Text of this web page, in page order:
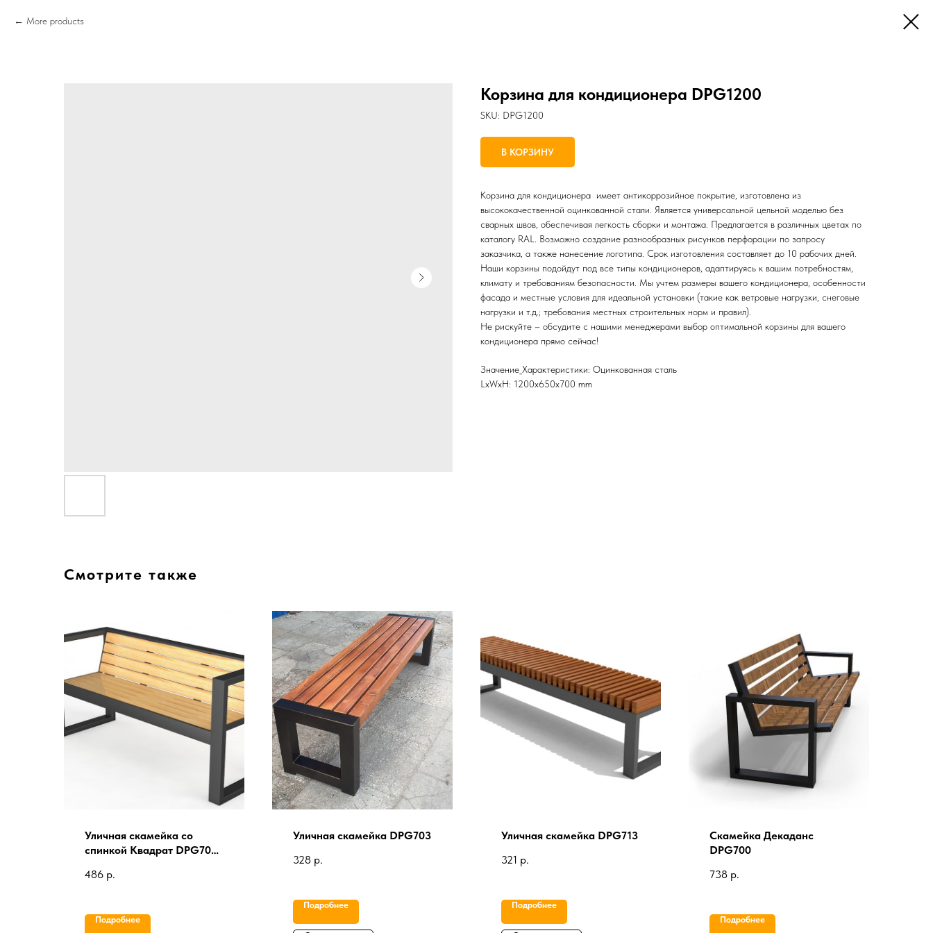
More products
Корзина для кондиционера DPG1200
SKU: DPG1200
В КОРЗИНУ
Корзина для кондиционера имеет антикоррозийное покрытие, изготовлена из
высококачественной оцинкованной стали. Является универсальной цельной моделью без
сварных швов, обеспечивая легкость сборки и монтажа. Предлагается в различных цветах по
каталогу RAL. Возможно создание разнообразных рисунков перфорации по запросу
заказчика, а также нанесение логотипа. Срок изготовления составляет до 10 рабочих дней.
Наши корзины подойдут под все типы кондиционеров, адаптируясь к вашим потребностям,
климату и требованиям безопасности. Мы учтем размеры вашего кондиционера, особенности
фасада и местные условия для идеальной установки (такие как ветровые нагрузки, снеговые
нагрузки и т.д.; требования местных строительных норм и правил).
Не рискуйте – обсудите с нашими менеджерами выбор оптимальной корзины для вашего
кондиционера прямо сейчас!
Значение_Характеристики: Оцинкованная сталь
LxWxH: 1200x650x700 mm
Смотрите также
Уличная скамейка со
спинкой Квадрат DPG702
486 р.
Подробнее
Уличная скамейка DPG703
328 р.
Подробнее
Уличная скамейка DPG713
321 р.
Подробнее
Скамейка Декаданс
DPG700
738 р.
Подробнее